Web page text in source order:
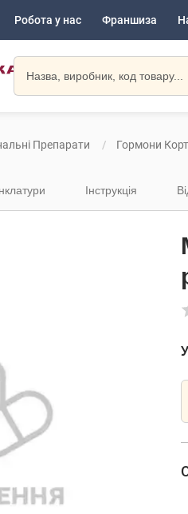
Робота у нас Франшиза
Препарати Гормони
Інструкція